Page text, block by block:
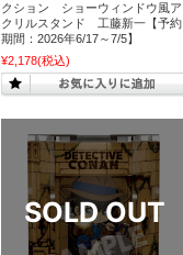
クション ショーウィンドウ風ア
クリルスタンド 工藤新一【予約
期間：2026年6/17～7/5】
¥2,178(税込)